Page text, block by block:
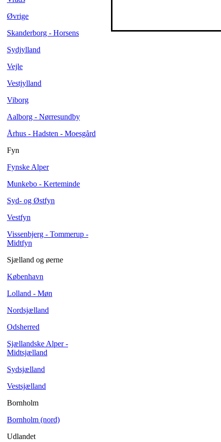
Øvrige
Skanderborg - Horsens
Sydjylland
Vejle
Vestjylland
Viborg
Aalborg - Nørresundby
Århus - Hadsten - Moesgård
Fyn
Fynske Alper
Munkebo - Kerteminde
Syd- og Østfyn
Vestfyn
Vissenbjerg - Tommerup -
Midtfyn
Sjælland og øerne
København
Lolland - Møn
Nordsjælland
Odsherred
Sjællandske Alper -
Midtsjælland
Sydsjælland
Vestsjælland
Bornholm
Bornholm (nord)
Udlandet